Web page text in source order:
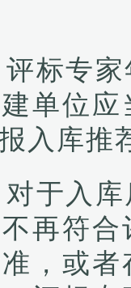
标专
单位
入库推
于入
再符
，或